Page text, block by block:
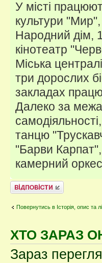
У місті
культури "Мир",
Народний дім,
кінотеатр
Міська
три дорослих
закладах
Далеко за
танцю
"Барви
камерний
Відповісти
Повернутись в Історія, опис та
ХТО ЗАРАЗ
Зараз